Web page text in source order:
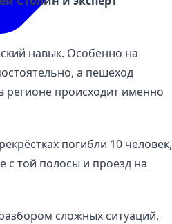
навык. Особенно на
а пешеход
регионе происходит именно
погибли 10 человек,
той полосы и проезд на
сложных ситуаций,